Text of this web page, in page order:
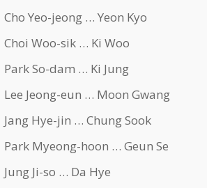
Cho Yeo-jeong … Yeon Kyo
Choi Woo-sik … Ki Woo
Park So-dam … Ki Jung
Lee Jeong-eun … Moon Gwang
Jang Hye-jin … Chung Sook
Park Myeong-hoon … Geun Se
Jung Ji-so … Da Hye